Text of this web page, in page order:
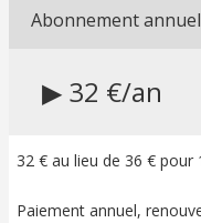
Abonnement annuel
▶ 32 €/an
32 € au lieu de 36 € pour
Paiement annuel,